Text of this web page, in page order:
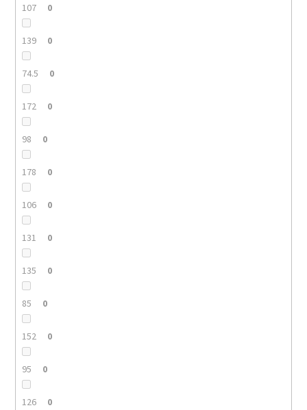
107 0
139 0
74.5 0
172 0
98 0
178 0
106 0
131 0
135 0
85 0
152 0
95 0
126 0